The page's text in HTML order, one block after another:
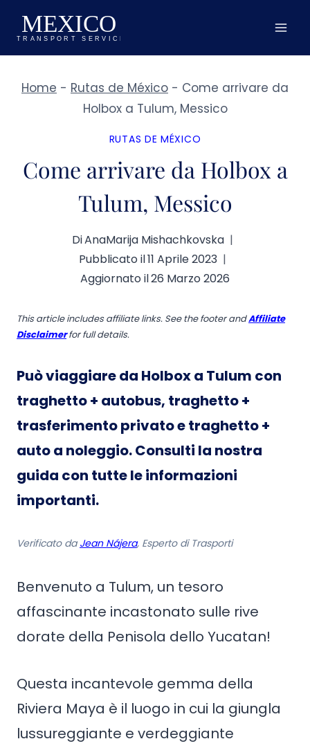
Salta
contenuto
Home - Rutas de México - Come arrivare da
Holbox a Tulum, Messico
RUTAS DE MÉXICO
Come arrivare da Holbox a
Tulum, Messico
DiAnaMarija Mishachkovska
Pubblicato il11 Aprile 2023
Aggiornato il26 Marzo 2026
This article includes affiliate links. See the footer andAffiliate
Disclaimerfor full details.
Può viaggiare da Holbox a Tulum con
traghetto + autobus, traghetto +
trasferimento privato e traghetto +
auto a noleggio. Consulti la nostra
guida con tutte le informazioni
importanti.
Verificato da Jean Nájera, Esperto di Trasporti
Benvenuto a Tulum, un tesoro
affascinante incastonato sulle rive
dorate della Penisola dello Yucatan!
Questa incantevole gemma della
Riviera Maya è il luogo in cui la giungla
lussureggiante e verdeggiante